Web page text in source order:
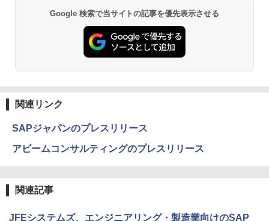
Google 検索で当サイトの記事を優先表示させる
関連リンク
SAPジャパンのプレスリリース
アビームコンサルティングのプレスリリース
関連記事
JFEシステムズ、エンジニアリング・製造業向けのSAP